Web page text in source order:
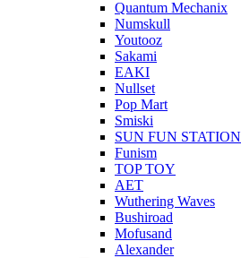
Quantum Mechanix
Numskull
Youtooz
Sakami
EAKI
Nullset
Pop Mart
Smiski
SUN FUN STATION
Funism
TOP TOY
AET
Wuthering Waves
Bushiroad
Mofusand
Alexander